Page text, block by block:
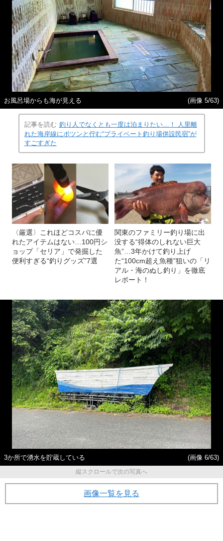
お風呂場からも海が見える (画像 5/63)
記事を読む 釣り人でなくとも一度は泊まりたい…！ 人里離
れた海岸線にポツンと佇む“プライベート釣り場併設民宿”が
すごすぎた
〈厳選〉これほどコスパに優
れたアイテムはない…100円シ
ョップ「セリア」で発掘した
便利すぎる“釣りグッズ”7選
関東のファミリー釣り場に出
没する“得体のしれない巨大
魚”…3年かけて釣り上げ
た“100cm超え魚種”狙いの「リ
アル・海のぬし釣り」を徹底
レポート！
3か所で湧水を貯蔵している
(画像 6/63)
縦スクロールで次の写真へ
画像一覧を見る